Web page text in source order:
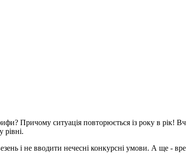
Причому ситуація повторюється із року в рік!
рівні.
і не вводити нечесні конкурсні умови. А ще -